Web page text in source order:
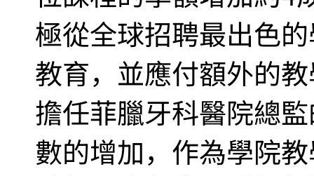
極從全球招聘最出色
教育，並應付額外的
擔任菲臘牙科醫院總
數的增加，作為學院